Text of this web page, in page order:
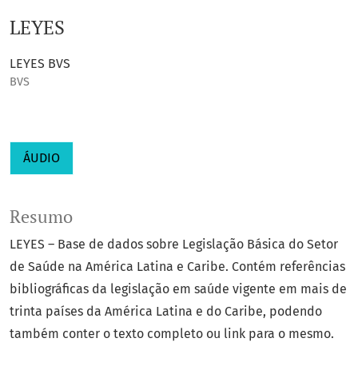
LEYES
LEYES BVS
BVS
ÁUDIO
Resumo
LEYES – Base de dados sobre Legislação Básica do Setor
de Saúde na América Latina e Caribe. Contém referências
bibliográficas da legislação em saúde vigente em mais de
trinta países da América Latina e do Caribe, podendo
também conter o texto completo ou link para o mesmo.